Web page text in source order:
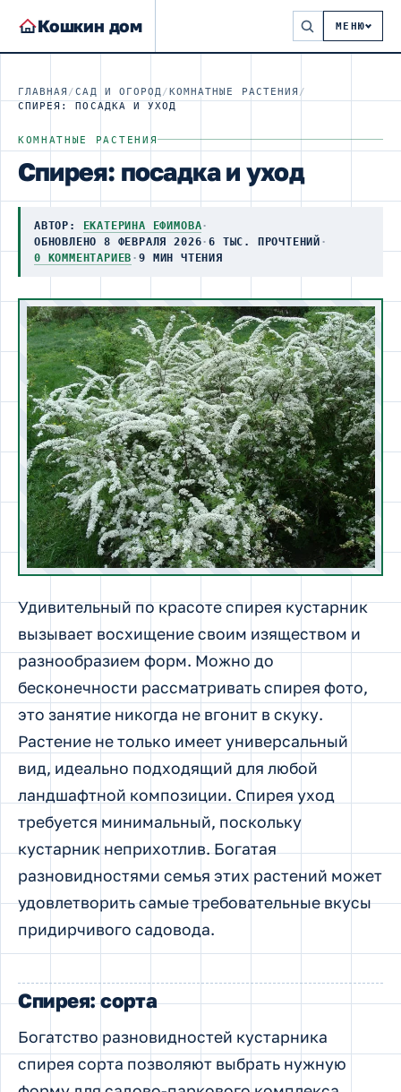
Кошкин дом МЕНЮ
ГЛАВНАЯ /САД И ОГОРОД /КОМНАТНЫЕ РАСТЕНИЯ /
СПИРЕЯ: ПОСАДКА И УХОД
КОМНАТНЫЕ РАСТЕНИЯ
Спирея: посадка и уход
АВТОР: ЕКАТЕРИНА ЕФИМОВА·
ОБНОВЛЕНО 8 ФЕВРАЛЯ 2026·6 ТЫС. ПРОЧТЕНИЙ ·
0 КОММЕНТАРИЕВ ·9 МИН ЧТЕНИЯ
Удивительный по красоте спирея кустарник
вызывает восхищение своим изяществом и
разнообразием форм. Можно до
бесконечности рассматривать спирея фото,
это занятие никогда не вгонит в скуку.
Растение не только имеет универсальный
вид, идеально подходящий для любой
ландшафтной композиции. Спирея уход
требуется минимальный, поскольку
кустарник неприхотлив. Богатая
разновидностями семья этих растений может
удовлетворить самые требовательные вкусы
придирчивого садовода.
Спирея: сорта
Богатство разновидностей кустарника
спирея сорта позволяют выбрать нужную